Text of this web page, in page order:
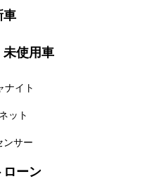
車
未使用車
ナイト
ット
ンサー
ローン